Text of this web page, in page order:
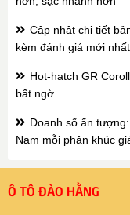
Cập nhật chi tiết
kèm đánh giá mới nhất
Hot-hatch GR
bất ngờ
Doanh số ấn
Nam mỗi phân khúc
Ô TÔ ĐÀO HẰNG